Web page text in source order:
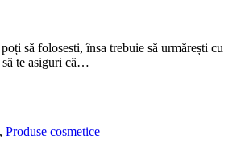
să folosesti, însa trebuie să urmărești cu
să te asiguri că…
, Produse cosmetice